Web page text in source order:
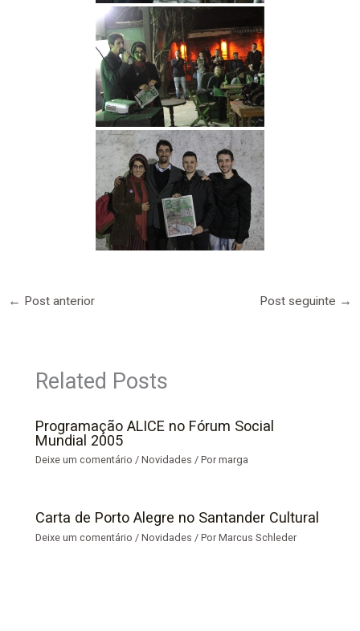
← Post anterior Post seguinte →
Related Posts
Programação ALICE no Fórum Social
Mundial 2005
Deixe um comentário /Novidades / Pormarga
Carta de Porto Alegre no Santander Cultural
Deixe um comentário /Novidades / PorMarcus Schleder